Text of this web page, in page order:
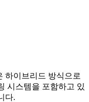
하이브리드 방식으로
시스템을 포함하고 있
다.